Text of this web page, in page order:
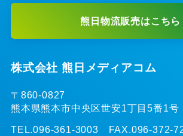
熊日物流販売はこちら
株式会社 熊日メディアコム
〒860-0827
熊本県熊本市中央区世安1丁目5番1号
TEL.096-361-3003 FAX.096-372-